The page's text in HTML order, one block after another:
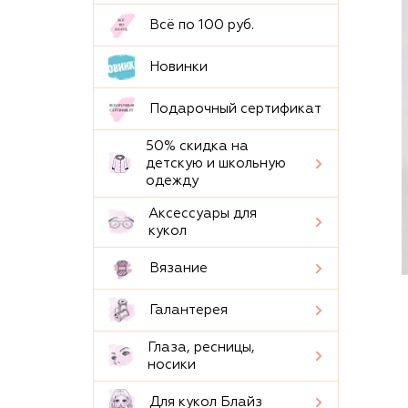
Всё по 100 руб.
Новинки
Подарочный сертификат
50% скидка на
детскую и школьную
одежду
Аксессуары для
кукол
Вязание
Галантерея
Глаза, ресницы,
носики
Для кукол Блайз